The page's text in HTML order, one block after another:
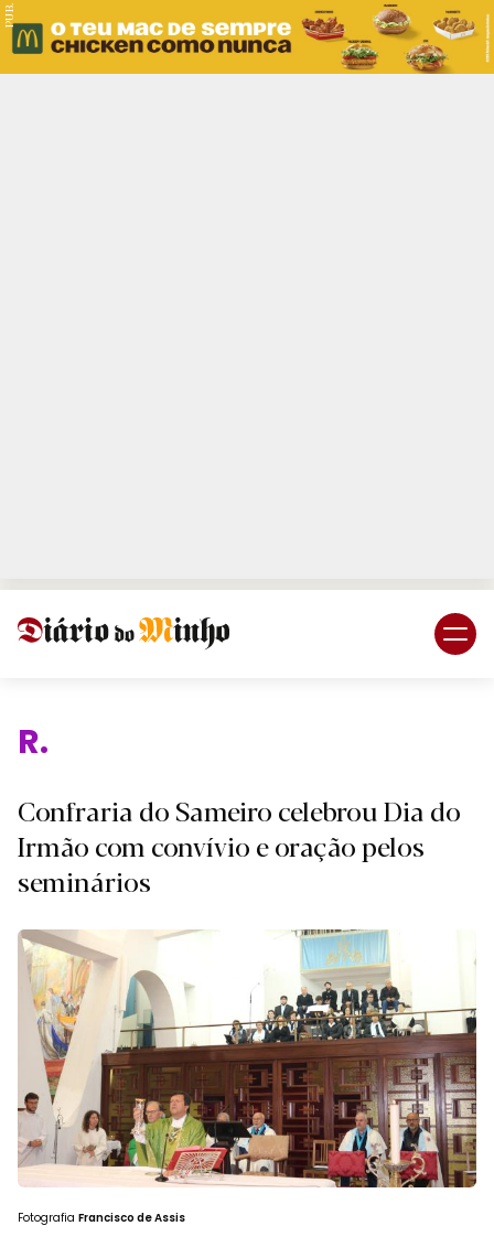
PUB.
Religi
Confraria do Sameiro celebrou Dia do
Irmão com convívio e oração pelos
seminários
Fotografia Francisco de Assis